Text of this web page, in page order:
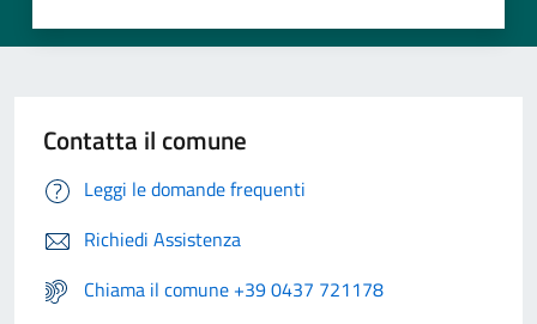
Contatta il comune
Leggi le domande frequenti
Richiedi Assistenza
Chiama il comune +39 0437 721178